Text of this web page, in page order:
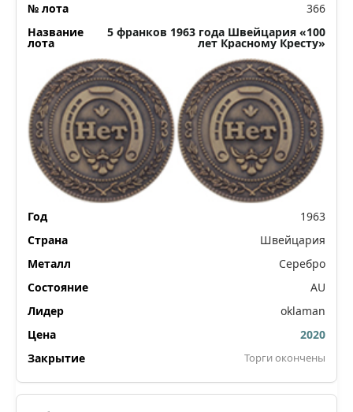
366
5 франков 1963 года Швейцария «100
лет Красному Кресту»
1963
Швейцария
Серебро
AU
oklaman
2020
Торги окончены